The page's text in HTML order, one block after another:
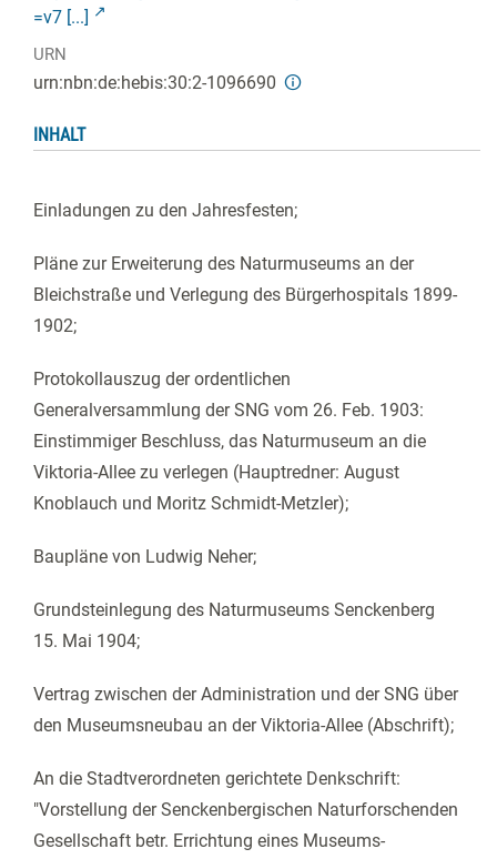
=v7 [...]
URN
urn:nbn:de:hebis:30:2-1096690
INHALT
Einladungen zu den Jahresfesten;
Pläne zur Erweiterung des Naturmuseums an der
Bleichstraße und Verlegung des Bürgerhospitals 1899-
1902;
Protokollauszug der ordentlichen
Generalversammlung der SNG vom 26. Feb. 1903:
Einstimmiger Beschluss, das Naturmuseum an die
Viktoria-Allee zu verlegen (Hauptredner: August
Knoblauch und Moritz Schmidt-Metzler);
Baupläne von Ludwig Neher;
Grundsteinlegung des Naturmuseums Senckenberg
15. Mai 1904;
Vertrag zwischen der Administration und der SNG über
den Museumsneubau an der Viktoria-Allee (Abschrift);
An die Stadtverordneten gerichtete Denkschrift:
"Vorstellung der Senckenbergischen Naturforschenden
Gesellschaft betr. Errichtung eines Museums-